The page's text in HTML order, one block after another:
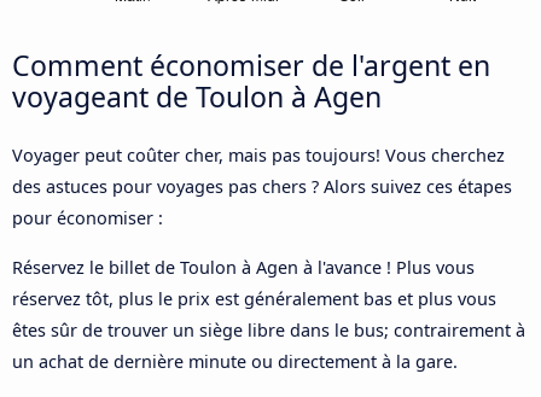
Comment économiser de l'argent en
voyageant de Toulon à Agen
Voyager peut coûter cher, mais pas toujours! Vous cherchez
des astuces pour voyages pas chers ? Alors suivez ces étapes
pour économiser :
Réservez le billet de Toulon à Agen à l'avance ! Plus vous
réservez tôt, plus le prix est généralement bas et plus vous
êtes sûr de trouver un siège libre dans le bus; contrairement à
un achat de dernière minute ou directement à la gare.